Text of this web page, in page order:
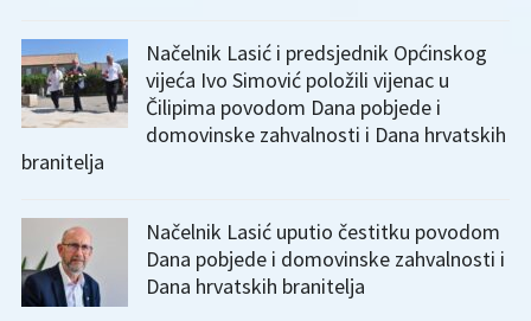
Načelnik Lasić i predsjednik Općinskog
vijeća Ivo Simović položili vijenac u
Čilipima povodom Dana pobjede i
domovinske zahvalnosti i Dana hrvatskih
branitelja
Načelnik Lasić uputio čestitku povodom
Dana pobjede i domovinske zahvalnosti i
Dana hrvatskih branitelja